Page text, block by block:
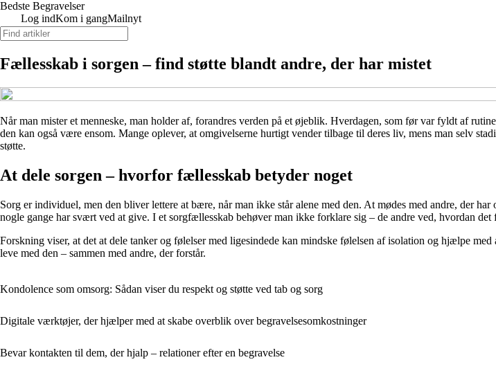
Bedste Begravelser
Log indKom i gangMailnyt
Fællesskab i sorgen – find støtte blandt andre, der har mistet
Når man mister et menneske, man holder af, forandres verden på et øjeblik. Hverdagen, som før var fyldt af
den kan også være ensom. Mange oplever, at omgivelserne hurtigt vender tilbage til deres liv, mens man selv
støtte.
At dele sorgen – hvorfor fællesskab betyder noget
Sorg er individuel, men den bliver lettere at bære, når man ikke står alene med den. At mødes med andre, der
nogle gange har svært ved at give. I et sorgfællesskab behøver man ikke forklare sig – de andre ved, hvordan
Forskning viser, at det at dele tanker og følelser med ligesindede kan mindske følelsen af isolation og hjælpe
leve med den – sammen med andre, der forstår.
Kondolence som omsorg: Sådan viser du respekt og støtte ved tab og sorg
Digitale værktøjer, der hjælper med at skabe overblik over begravelsesomkostninger
Bevar kontakten til dem, der hjalp – relationer efter en begravelse